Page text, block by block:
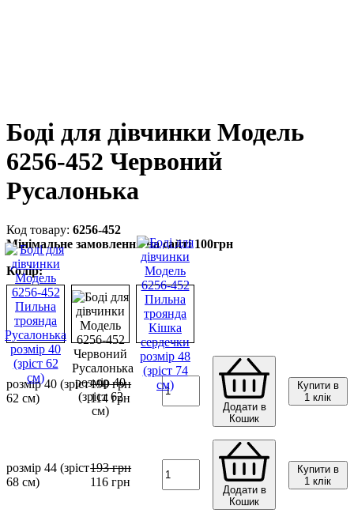
Боді для дівчинки Модель
6256-452 Червоний
Русалонька
6256-452
Мінімальне замовлення на сайті 100грн
Колір:
розмір 40 (зріст
62 см)
190грн
114грн
Додати в
Кошик
Купити в
1 клік
розмір 44 (зріст
68 см)
193грн
116 грн
Додати в
Кошик
Купити в
1 клік